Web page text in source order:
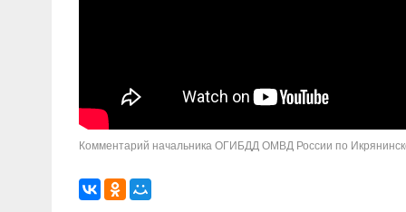
Комментарий начальника ОГИБДД ОМВД России по